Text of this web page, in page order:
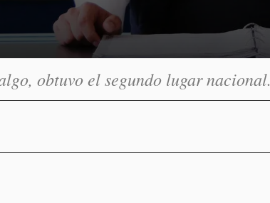
obtuvo el segundo lugar nacional.